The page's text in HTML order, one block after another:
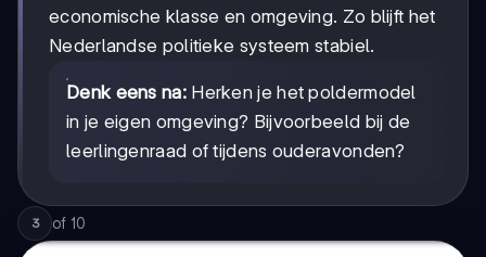
economische klasse en omgeving. Zo blijft het
Nederlandse politieke systeem stabiel.
Denk eens na:Herken je het poldermodel
in je eigen omgeving? Bijvoorbeeld bij de
leerlingenraad of tijdens ouderavonden?
3 of 10